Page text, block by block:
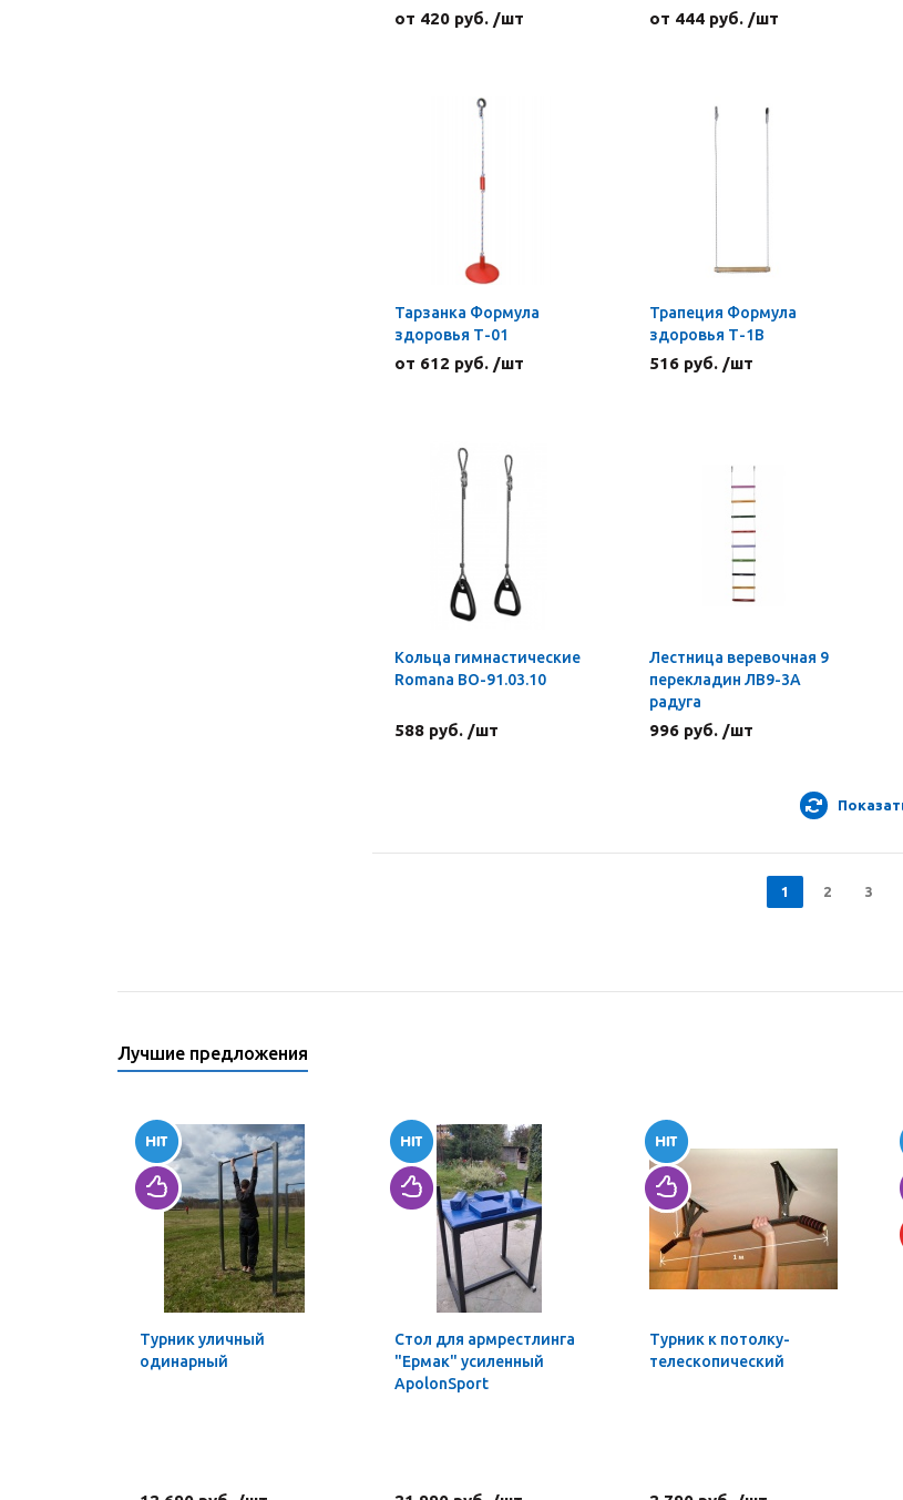
от 420 руб. /шт от 444 руб. /шт
Тарзанка Формула
здоровья Т-01
от 612 руб. /шт
Трапеция Формула
здоровья Т-1В
516 руб. /шт
Кольца гимнастические
Romana ВО-91.03.10
588 руб. /шт
Лестница веревочная 9
перекладин ЛВ9-3А
радуга
996 руб. /шт
1 2 3
Лучшие предложения
Турник уличный
одинарный
Стол для армрестлинга
"Ермак" усиленный
ApolonSport
Турник к потолку-
телескопический